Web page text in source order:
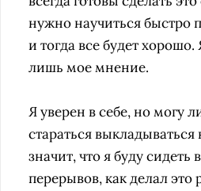
нужно научиться быстро
и тогда все будет
лишь мое мнение.
Я уверен в себе, но могу
стараться
значит, что я буду сидеть
перерывов, как делал это